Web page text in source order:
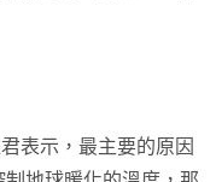
表示，最主要的原因